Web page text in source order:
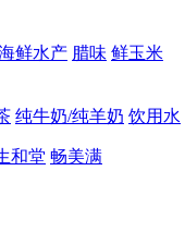
鲜水产 腊味 鲜玉米
纯牛奶/纯羊奶 饮用水
和堂 畅美满